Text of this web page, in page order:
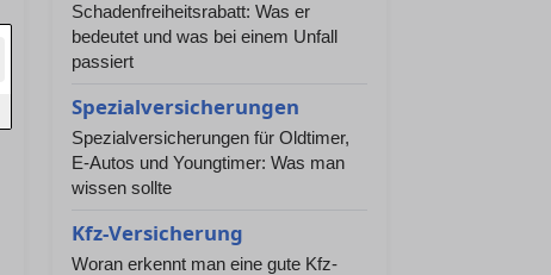
Schadenfreiheitsrabatt: Was er
bedeutet und was bei einem Unfall
passiert
Spezialversicherungen
Spezialversicherungen für Oldtimer,
E-Autos und Youngtimer: Was man
wissen sollte
Kfz-Versicherung
Woran erkennt man eine gute Kfz-